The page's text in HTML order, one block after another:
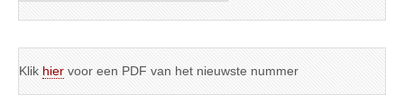
Klik hier voor een PDF van het nieuwste nummer